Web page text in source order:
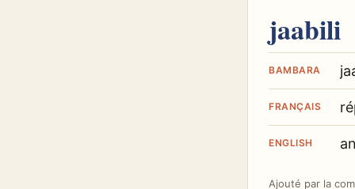
jaabili
BAMBARA
FRANÇAIS
ENGLISH
Ajouté par la